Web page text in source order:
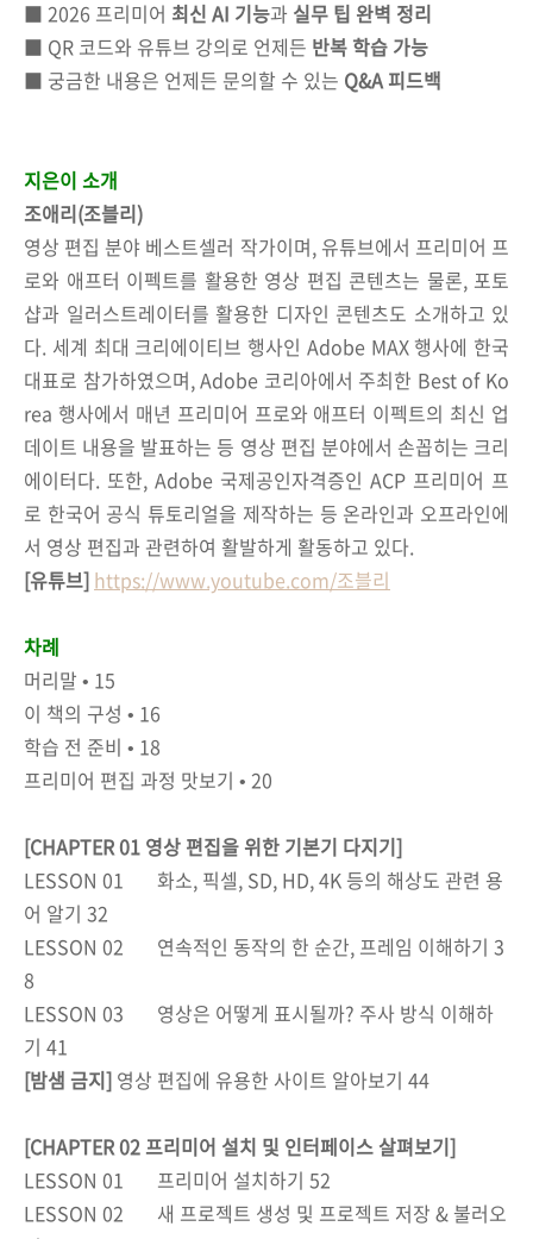
■ 2026 프리미어 최신 AI 기능과 실무 팁 완벽 정리
■ QR 코드와 유튜브 강의로 언제든 반복 학습 가능
■ 궁금한 내용은 언제든 문의할 수 있는 Q&A 피드백
지은이 소개
조애리(조블리)
영상 편집 분야 베스트셀러 작가이며, 유튜브에서 프리미어 프
로와 애프터 이펙트를 활용한 영상 편집 콘텐츠는 물론, 포토
샵과 일러스트레이터를 활용한 디자인 콘텐츠도 소개하고 있
다. 세계 최대 크리에이티브 행사인 Adobe MAX 행사에 한국
대표로 참가하였으며, Adobe 코리아에서 주최한 Best of Ko
rea 행사에서 매년 프리미어 프로와 애프터 이펙트의 최신 업
데이트 내용을 발표하는 등 영상 편집 분야에서 손꼽히는 크리
에이터다. 또한, Adobe 국제공인자격증인 ACP 프리미어 프
로 한국어 공식 튜토리얼을 제작하는 등 온라인과 오프라인에
서 영상 편집과 관련하여 활발하게 활동하고 있다.
[유튜브] https://www.youtube.com/조블리
차례
머리말 • 15
이 책의 구성 • 16
학습 전 준비 • 18
프리미어 편집 과정 맛보기 • 20
[CHAPTER 01 영상 편집을 위한 기본기 다지기]
LESSON 01
화소, 픽셀, SD, HD, 4K 등의 해상도 관련 용
어 알기 32
LESSON 02
연속적인 동작의 한 순간, 프레임 이해하기 3
8
LESSON 03
영상은 어떻게 표시될까? 주사 방식 이해하
기 41
[밤샘 금지] 영상 편집에 유용한 사이트 알아보기 44
[CHAPTER 02 프리미어 설치 및 인터페이스 살펴보기]
LESSON 01
프리미어 설치하기 52
LESSON 02
새 프로젝트 생성 및 프로젝트 저장 & 불러오